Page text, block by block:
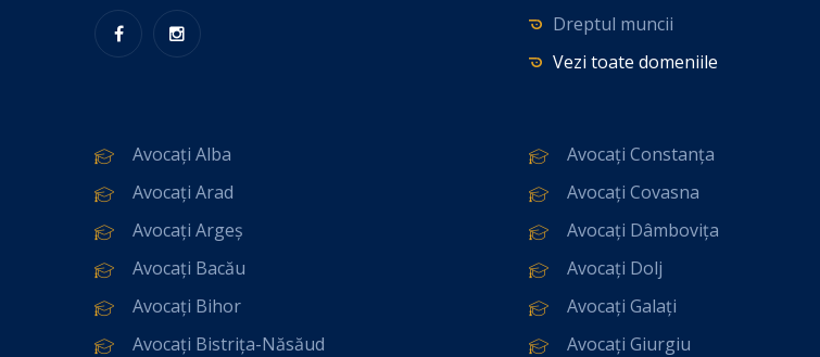
Dreptul muncii
Vezi toate domeniile
Avocați Alba
Avocați Arad
Avocați Argeș
Avocați Bacău
Avocați Bihor
Avocați Bistrița-Năsăud
Avocați Constanța
Avocați Covasna
Avocați Dâmbovița
Avocați Dolj
Avocați Galați
Avocați Giurgiu